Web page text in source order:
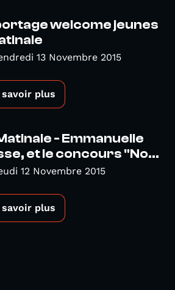
welcome jeunes
13 Novembre 2015
savoir plus
- Emmanuelle
et le concours "No...
12 Novembre 2015
savoir plus